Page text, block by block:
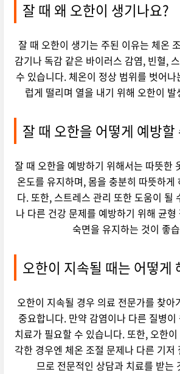
잘 때 왜 오한이 생기나요?
잘 때 오한이 생기는 주된 이유는 체온
감기나 독감 같은 바이러스 감염, 빈혈,
수 있습니다. 체온이 정상 범위를 벗어
럽게 떨리며 열을 내기 위해 오한이
잘 때 오한을 어떻게 예방할
잘 때 오한을 예방하기 위해서는 따뜻한
온도를 유지하며, 몸을 충분히 따뜻하게
다. 또한, 스트레스 관리 또한 도움이 될
나 다른 건강 문제를 예방하기 위해 균
숙면을 유지하는 것이 좋
오한이 지속될 때는 어떻게
오한이 지속될 경우 의료 전문가를 찾아
중요합니다. 만약 감염이나 다른 질병
치료가 필요할 수 있습니다. 또한, 오한
각한 경우엔 체온 조절 문제나 다른 기저
므로 전문적인 상담과 치료를 받는